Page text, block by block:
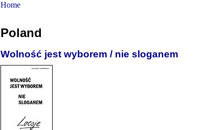
Home
Poland
Wolność jest wyborem / nie sloganem